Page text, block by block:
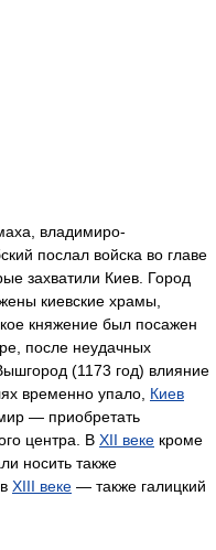
владимиро-
послал войска во главе
захватили Киев. Город
киевские храмы,
княжение был посажен
после неудачных
(1173 год) влияние
временно упало, Киев
— приобретать
центра. В XII веке кроме
носить также
XIII веке — также галицкий